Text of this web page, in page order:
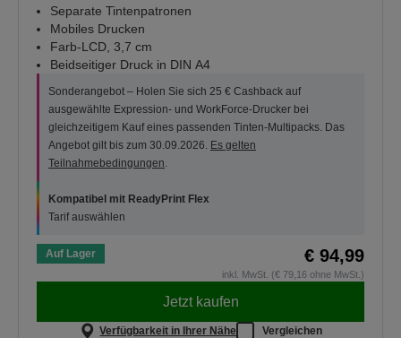
Separate Tintenpatronen
Mobiles Drucken
Farb-LCD, 3,7 cm
Beidseitiger Druck in DIN A4
Sonderangebot – Holen Sie sich 25 € Cashback auf
ausgewählte Expression- und WorkForce-Drucker bei
gleichzeitigem Kauf eines passenden Tinten-Multipacks. Das
Angebot gilt bis zum 30.09.2026. Es gelten
Teilnahmebedingungen.
Kompatibel mit ReadyPrint Flex
Tarif auswählen
Auf Lager € 94,99
inkl. MwSt. (€ 79,16 ohne MwSt.)
Jetzt kaufen
Verfügbarkeit in Ihrer Nähe Vergleichen